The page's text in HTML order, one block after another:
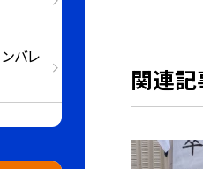
関連
バレ